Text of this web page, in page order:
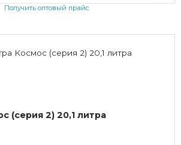
Получить оптовый прайс
(серия 2) 20,1 литра